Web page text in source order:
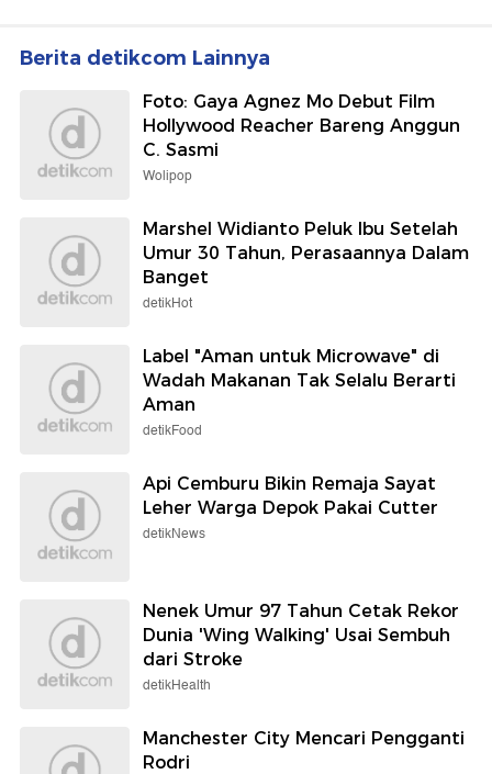
Berita detikcom Lainnya
Foto: Gaya Agnez Mo Debut Film
Hollywood Reacher Bareng Anggun
C. Sasmi
Wolipop
Marshel Widianto Peluk Ibu Setelah
Umur 30 Tahun, Perasaannya Dalam
Banget
detikHot
Label "Aman untuk Microwave" di
Wadah Makanan Tak Selalu Berarti
Aman
detikFood
Api Cemburu Bikin Remaja Sayat
Leher Warga Depok Pakai Cutter
detikNews
Nenek Umur 97 Tahun Cetak Rekor
Dunia 'Wing Walking' Usai Sembuh
dari Stroke
detikHealth
Manchester City Mencari Pengganti
Rodri